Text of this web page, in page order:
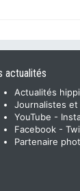
actualités
Actualités
Journalistes
YouTube -
Facebook -
Partenaire